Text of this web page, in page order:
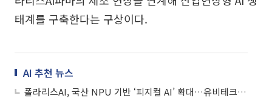
태계를 구축한다는 구상이다.
AI 추천 뉴스
폴라리스AI, 국산 NPU 기반 ‘피지컬 AI’ 확대…유비테크 로봇과 결합